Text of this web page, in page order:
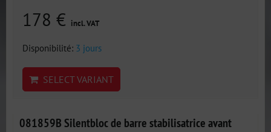
178 € incl. VAT
Disponibilité: 3 jours
SELECT VARIANT
081859B Silentbloc de barre stabilisatrice avant